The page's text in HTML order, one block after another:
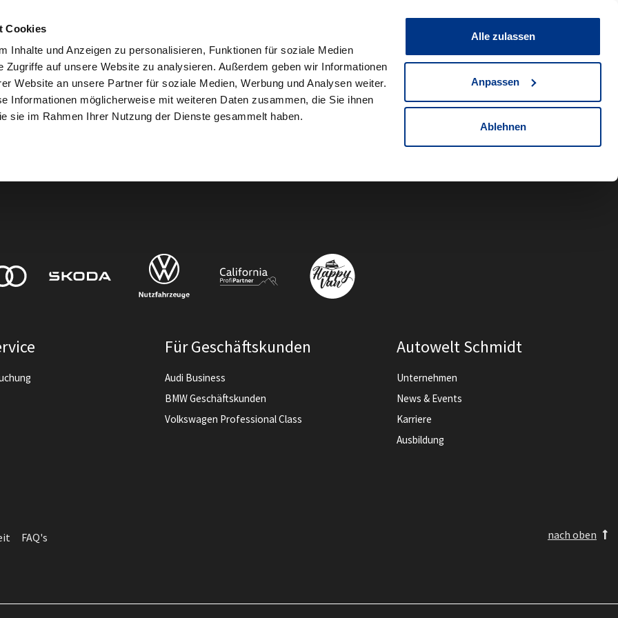
Cookies
Inhalte und Anzeigen zu personalisieren, Funktionen für soziale Medien
Zugriffe auf unsere Website zu analysieren. Außerdem geben wir Informationen
Website an unsere Partner für soziale Medien, Werbung und Analysen weiter.
Informationen möglicherweise mit weiteren Daten zusammen, die Sie ihnen
sie im Rahmen Ihrer Nutzung der Dienste gesammelt haben.
Alle zulassen
Anpassen
Ablehnen
Fahrzeug teilen Merkliste
Für Geschäftskunden
Audi Business
BMW Geschäftskunden
Volkswagen Professional Class
Autowelt Schmidt
Unternehmen
News & Events
Karriere
Ausbildung
FAQ's nach oben